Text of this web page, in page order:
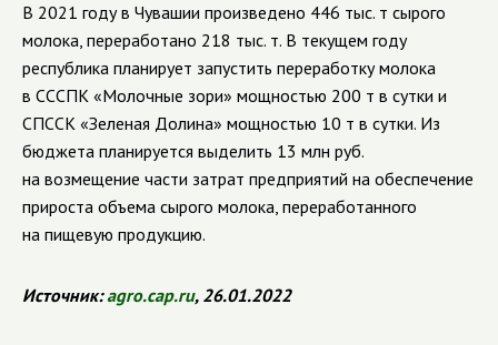
В 2021 году в Чувашии произведено 446 тыс. т сырого
молока, переработано 218 тыс. т. В текущем году
республика планирует запустить переработку молока
в СССПК «Молочные зори» мощностью 200 т в сутки и
СПССК «Зеленая Долина» мощностью 10 т в сутки. Из
бюджета планируется выделить 13 млн руб.
на возмещение части затрат предприятий на обеспечение
прироста объема сырого молока, переработанного
на пищевую продукцию.
Источник:agro.cap.ru, 26.01.2022